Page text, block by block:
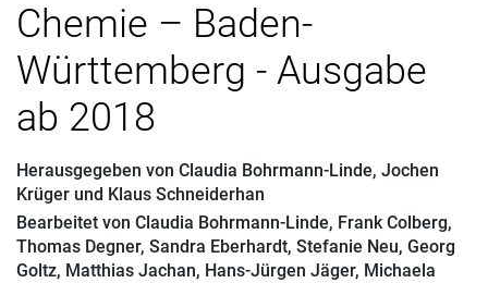
Chemie – Baden-
Württemberg - Ausgabe
ab 2018
Herausgegeben von Claudia Bohrmann-Linde, Jochen
Krüger und Klaus Schneiderhan
Bearbeitet von Claudia Bohrmann-Linde, Frank Colberg,
Thomas Degner, Sandra Eberhardt, Stefanie Neu, Georg
Goltz, Matthias Jachan, Hans-Jürgen Jäger, Michaela